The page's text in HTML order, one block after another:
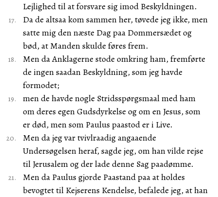
Lejlighed til at forsvare sig imod Beskyldningen.
Da de altsaa kom sammen her, tøvede jeg ikke, men
satte mig den næste Dag paa Dommersædet og
bød, at Manden skulde føres frem.
Men da Anklagerne stode omkring ham, fremførte
de ingen saadan Beskyldning, som jeg havde
formodet;
men de havde nogle Stridsspørgsmaal med ham
om deres egen Gudsdyrkelse og om en Jesus, som
er død, men som Paulus paastod er i Live.
Men da jeg var tvivlraadig angaaende
Undersøgelsen heraf, sagde jeg, om han vilde rejse
til Jerusalem og der lade denne Sag paadømme.
Men da Paulus gjorde Paastand paa at holdes
bevogtet til Kejserens Kendelse, befalede jeg, at han